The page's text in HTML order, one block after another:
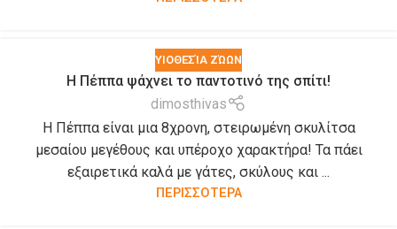
ΥΙΟΘΕΣΊΑ ΖΏΩΝ
Η Πέππα ψάχνει το παντοτινό της σπίτι!
dimosthivas
Η Πέππα είναι μια 8χρονη, στειρωμένη σκυλίτσα
μεσαίου μεγέθους και υπέροχο χαρακτήρα! Τα πάει
εξαιρετικά καλά με γάτες, σκύλους και ...
ΠΕΡΙΣΣΟΤΕΡΑ